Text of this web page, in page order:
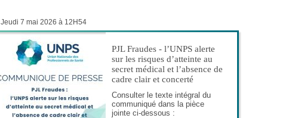
Jeudi 7 mai 2026 à 12H54
PJL Fraudes - l’UNPS alerte
sur les risques d’atteinte au
secret médical et l’absence de
cadre clair et concerté
Consulter le texte intégral du
communiqué dans la pièce
jointe ci-dessous :